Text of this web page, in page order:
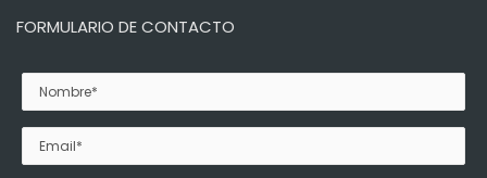
FORMULARIO DE CONTACTO